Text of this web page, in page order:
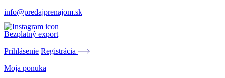
info@predajprenajom.sk
Bezplatný export
Prihlásenie Registrácia
Moja ponuka